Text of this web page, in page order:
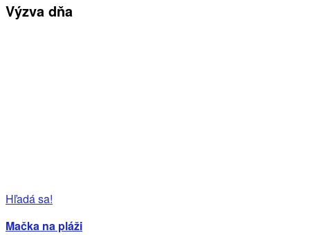
Výzva dňa
Hľadá sa!
Mačka na pláži